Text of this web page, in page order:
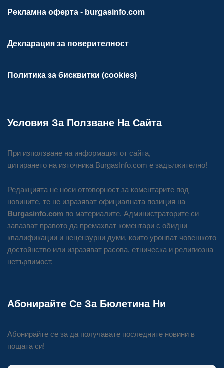
Рекламна оферта - burgasinfo.com
Декларация за поверителност
Политика за бисквитки (cookies)
Условия За Ползване На Сайта
При използване на информация от сайта,
цитирането на източника BurgasInfo.com е задължително!
Редакцията не носи отговорност за коментарите под
новините, те не изразяват официалната позиция на
Burgasinfo.com по материалите. Администраторите си
запазват правото да премахват коментари с обидни
квалификации и нецензурни думи, които уронват човешкото
достойнство или изразяват расова, етническа и религиозна
нетърпимост.
Абонирайте Се За Бюлетина Ни
Абонирайте се за да получавате последните новини в
пощата си!